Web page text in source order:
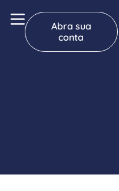
Abra sua
conta